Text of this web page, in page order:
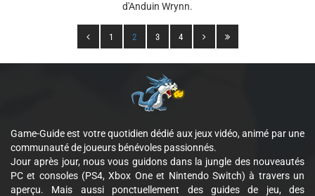
d'Anduin Wrynn.
1 2 3 4
Game-Guide est votre quotidien dédié aux jeux vidéo, animé par une
communauté de joueurs bénévoles passionnés.
Jour après jour, nous vous guidons dans la jungle des nouveautés
PC et consoles (PS4, Xbox One et Nintendo Switch) à travers un
aperçu. Mais aussi ponctuellement des guides de jeu, des